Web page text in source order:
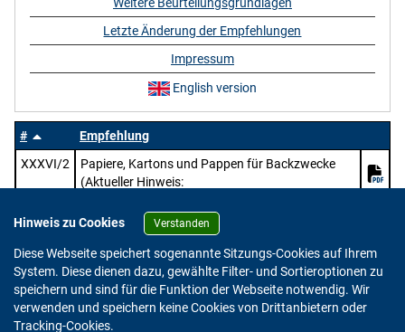
#
Empfehlung
XXXVI/2
Papiere, Kartons und Pappen für Backzwecke
(Aktueller Hinweis:
-konsultation-pruefung-des-entwurfs-zur-
ueberarbeitung-der-bfr-empfehlungen-zu-papier-
karton-und-pappe-im-lebensmittelkontakt/)
Letzte Änderung der Empfehlungen
Impressum
English version
Hinweis zu Cookies Verstanden
Diese Webseite speichert sogenannte Sitzungs-Cookies auf Ihrem
System. Diese dienen dazu, gewählte Filter- und Sortieroptionen zu
speichern und sind für die Funktion der Webseite notwendig. Wir
verwenden und speichern keine Cookies von Drittanbietern oder
Tracking-Cookies.